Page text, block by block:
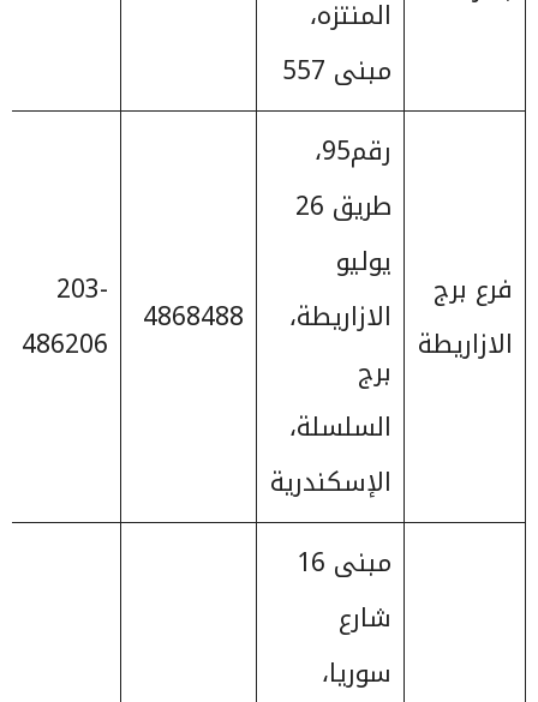
المنتزه،
مبنى 557
فرع برج
الازاريطة
رقم95،
طريق 26
يوليو
الازاريطة،
برج
السلسلة،
الإسكندرية
4868488
203-
486206
مبنى 16
شارع
سوريا،